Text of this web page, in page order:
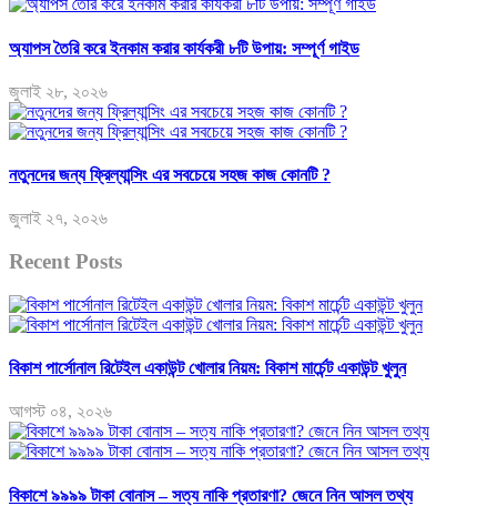
অ্যাপস তৈরি করে ইনকাম করার কার্যকরী ৮টি উপায়: সম্পূর্ণ গাইড
জুলাই ২৮, ২০২৬
নতুনদের জন্য ফ্রিল্যান্সিং এর সবচেয়ে সহজ কাজ কোনটি ?
জুলাই ২৭, ২০২৬
Recent Posts
বিকাশ পার্সোনাল রিটেইল একাউন্ট খোলার নিয়ম: বিকাশ মার্চেন্ট একাউন্ট খুলুন
আগস্ট ০৪, ২০২৬
বিকাশে ৯৯৯৯ টাকা বোনাস – সত্য নাকি প্রতারণা? জেনে নিন আসল তথ্য